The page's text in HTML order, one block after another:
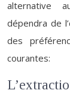
alternative
dépendra de
des
courantes: